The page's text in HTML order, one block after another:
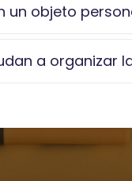
un objeto
a organizar